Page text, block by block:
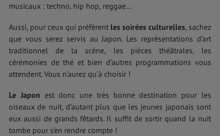
musicaux : techno, hip hop, reggae…
Aussi, pour ceux qui préfèrent les soirées culturelles, sachez
que vous serez servis au Japon. Les représentations d’art
traditionnel de la scène, les pièces théâtrales, les
cérémonies de thé et bien d’autres programmations vous
attendent. Vous n’aurez qu’à choisir !
Le Japon est donc une très bonne destination pour les
oiseaux de nuit, d’autant plus que les jeunes japonais sont
eux aussi de grands fêtards. Il suffit de sortir quand la nuit
tombe pour s’en rendre compte !